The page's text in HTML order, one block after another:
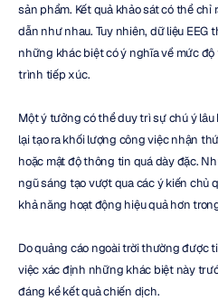
sản phẩm. Kết quả khảo sát có thể chỉ
dẫn như nhau. Tuy nhiên, dữ liệu
những khác biệt có ý nghĩa về mức
trình tiếp xúc.
Một ý tưởng có thể duy trì sự chú ý
lại tạo ra khối lượng công việc nhận
hoặc mật độ thông tin quá dày đặc.
ngũ sáng tạo vượt qua các ý kiến chủ
khả năng hoạt động hiệu quả hơn
Do quảng cáo ngoài trời thường được
việc xác định những khác biệt này
đáng kể kết quả chiến dịch.